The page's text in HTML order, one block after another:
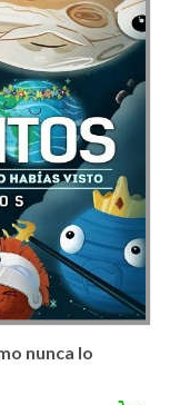
nunca lo